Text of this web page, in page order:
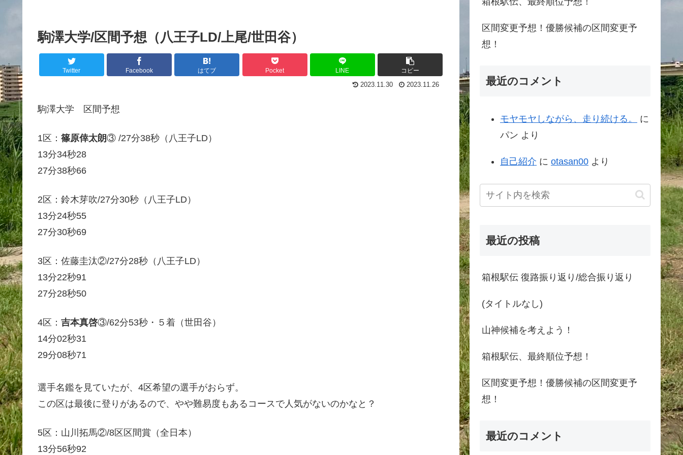
駒澤大学/区間予想（八王子LD/上尾/世田谷）
Twitter Facebook はてブ Pocket LINE コピー
2023.11.30 2023.11.26
駒澤大学 区間予想
1区： 篠原倖太朗③ /27分38秒（八王子LD）
13分34秒28
27分38秒66
2区：鈴木芽吹/27分30秒（八王子LD）
13分24秒55
27分30秒69
3区：佐藤圭汰②/27分28秒（八王子LD）
13分22秒91
27分28秒50
4区： 吉本真啓③/62分53秒・５着（世田谷）
14分02秒31
29分08秒71
選手名鑑を見ていたが、4区希望の選手がおらず。
この区は最後に登りがあるので、やや難易度もあるコースで人気がないのかなと？
5区：山川拓馬②/8区区間賞（全日本）
13分56秒92
区間変更予想！優勝候補の区間変更予
想！
最近のコメント
モヤモヤしながら、走り続ける。
に
パン より
自己紹介 に otasan00 より
最近の投稿
箱根駅伝 復路振り返り/総合振り返り
(タイトルなし)
山神候補を考えよう！
箱根駅伝、最終順位予想！
区間変更予想！優勝候補の区間変更予
想！
最近のコメント